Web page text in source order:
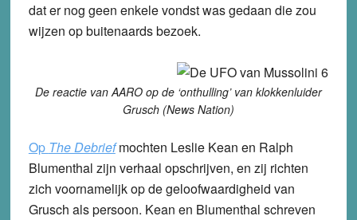
dat er nog geen enkele vondst was gedaan die zou
wijzen op buitenaards bezoek.
De reactie van AARO op de ‘onthulling’ van klokkenluider
Grusch (News Nation)
Op The Debriefmochten Leslie Kean en Ralph
Blumenthal zijn verhaal opschrijven, en zij richten
zich voornamelijk op de geloofwaardigheid van
Grusch als persoon. Kean en Blumenthal schreven